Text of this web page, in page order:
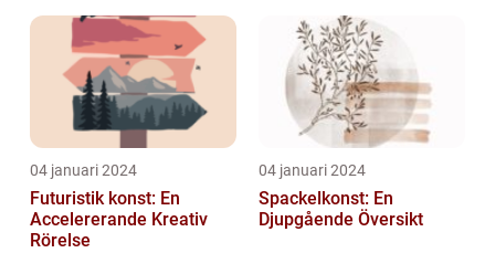
04 januari 2024
Futuristik konst: En
Accelererande Kreativ
Rörelse
04 januari 2024
Spackelkonst: En
Djupgående Översikt